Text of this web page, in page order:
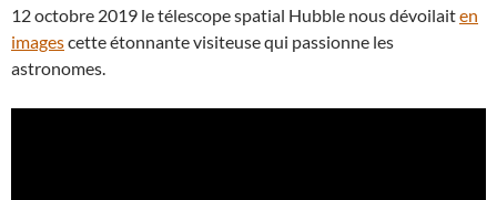
12 octobre 2019 le télescope spatial Hubble nous dévoilaiten
imagescette étonnante visiteuse qui passionne les
astronomes.